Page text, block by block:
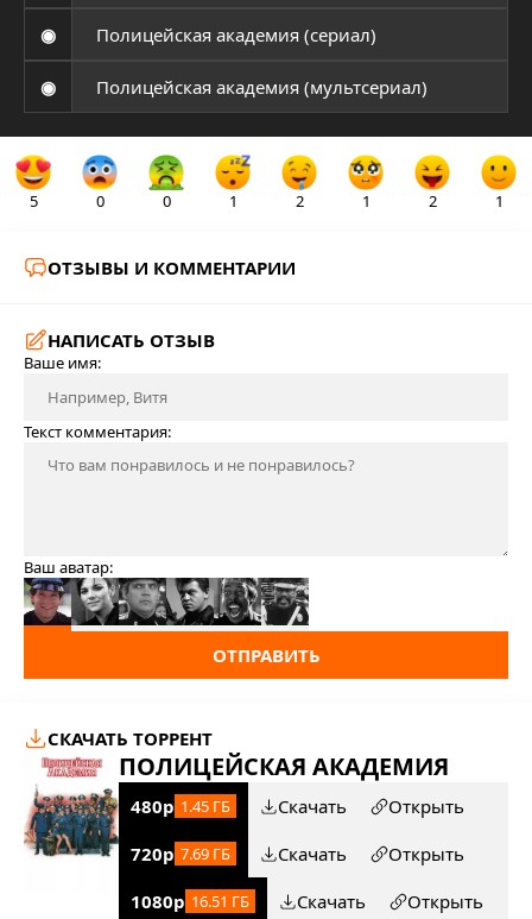
◉ Полицейская академия (сериал)
◉ Полицейская академия (мультсериал)
5 0 0 1 2 1 2 1
ОТЗЫВЫ И КОММЕНТАРИИ
НАПИСАТЬ ОТЗЫВ
Ваше имя:
Текст комментария:
Ваш аватар:
ОТПРАВИТЬ
СКАЧАТЬ ТОРРЕНТ
ПОЛИЦЕЙСКАЯ АКАДЕМИЯ
480p 1.45 ГБ Скачать
Открыть
720p 7.69 ГБ Скачать
Открыть
1080p 16.51 ГБ Скачать Открыть